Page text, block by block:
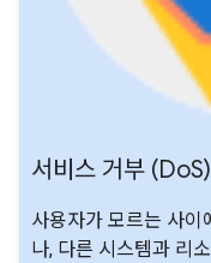
서비스 거부 (DoS)
사용자가 모르는 사이
나, 다른 시스템과 리